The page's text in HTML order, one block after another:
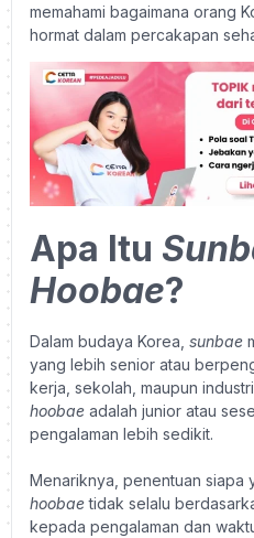
memahami bagaimana orang
hormat dalam percakapan
Apa Itu
Hoobae?
Dalam budaya Korea, sunbae
yang lebih senior atau
kerja, sekolah, maupun
hoobae adalah junior atau
pengalaman lebih sedikit.
Menariknya, penentuan siapa
hoobaetidak selalu
kepada pengalaman dan